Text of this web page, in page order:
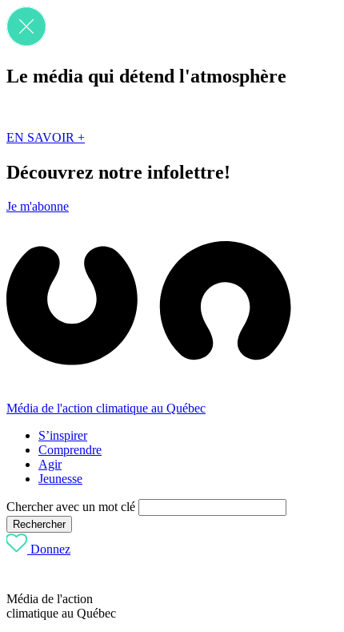
Le média qui détend l'atmosphère
EN SAVOIR +
Découvrez notre infolettre!
Je m'abonne
Média de l'action climatique au Québec
S’inspirer
Comprendre
Agir
Jeunesse
Chercher avec un mot clé
Rechercher
Donnez
Média de l'action
climatique au Québec